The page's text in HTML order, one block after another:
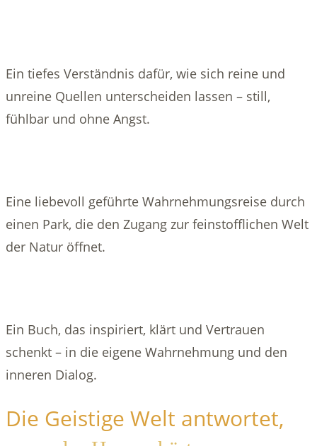
Ein tiefes Verständnis dafür, wie sich reine und
unreine Quellen unterscheiden lassen – still,
fühlbar und ohne Angst.
Eine liebevoll geführte Wahrnehmungsreise durch
einen Park, die den Zugang zur feinstofflichen Welt
der Natur öffnet.
Ein Buch, das inspiriert, klärt und Vertrauen
schenkt – in die eigene Wahrnehmung und den
inneren Dialog.
Die Geistige Welt antwortet,